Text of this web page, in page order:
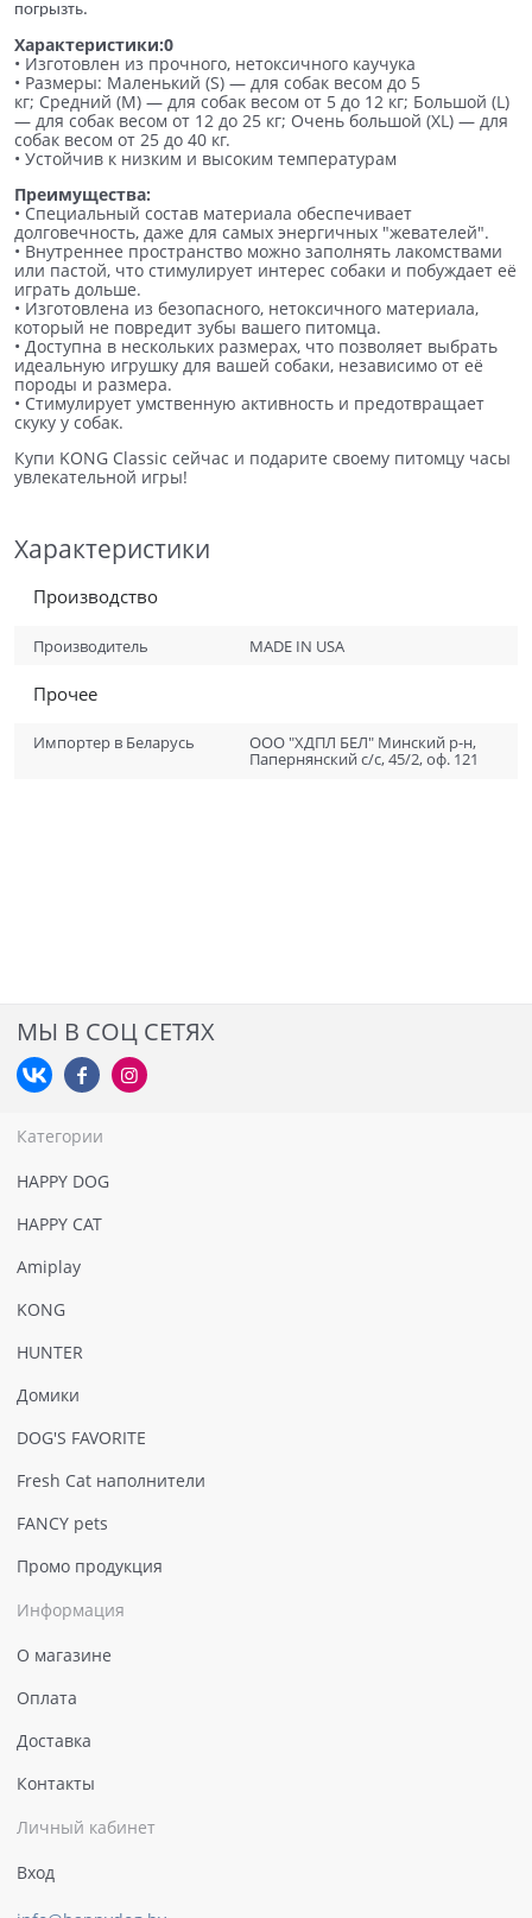
погрызть.
Характеристики:0
• Изготовлен из прочного, нетоксичного каучука
• Размеры: Маленький (S) — для собак весом до 5
кг; Средний (M) — для собак весом от 5 до 12 кг; Большой (L)
— для собак весом от 12 до 25 кг; Очень большой (XL) — для
собак весом от 25 до 40 кг.
• Устойчив к низким и высоким температурам
Преимущества:
• Специальный состав материала обеспечивает
долговечность, даже для самых энергичных "жевателей".
• Внутреннее пространство можно заполнять лакомствами
или пастой, что стимулирует интерес собаки и побуждает её
играть дольше.
• Изготовлена из безопасного, нетоксичного материала,
который не повредит зубы вашего питомца.
• Доступна в нескольких размерах, что позволяет выбрать
идеальную игрушку для вашей собаки, независимо от её
породы и размера.
• Стимулирует умственную активность и предотвращает
скуку у собак.
Купи KONG Classic сейчас и подарите своему питомцу часы
увлекательной игры!
Характеристики
Производство
Производитель MADE IN USA
Прочее
Импортер в Беларусь ООО "ХДПЛ БЕЛ" Минский р-н,
Папернянский с/с, 45/2, оф. 121
МЫ В СОЦ СЕТЯХ
Категории
HAPPY DOG
HAPPY CAT
Amiplay
KONG
HUNTER
Домики
DOG'S FAVORITE
Fresh Cat наполнители
FANCY pets
Промо продукция
Информация
О магазине
Оплата
Доставка
Контакты
Личный кабинет
Вход